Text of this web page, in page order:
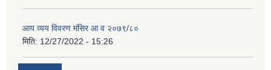
आय व्यय विवरण मंसिर आ व २०७९/८०
मिति: 12/27/2022 - 15:26